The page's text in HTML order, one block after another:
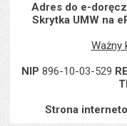
Adres do e-
Skrytka UMW na
Ważny
NIP 896-10-03-529
Strona